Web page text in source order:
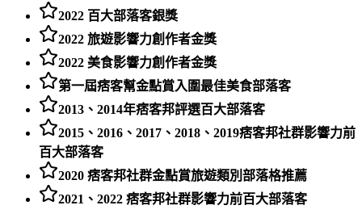
2022 百大部落客銀獎
2022 旅遊影響力創作者金獎
2022 美食影響力創作者金獎
第一屆痞客幫金點賞入圍最佳美食部落客
2013、2014年痞客邦評選百大部落客
2015、2016、2017、2018、2019痞客邦社群影響力前
百大部落客
2020 痞客邦社群金點賞旅遊類別部落格推薦
2021、2022 痞客邦社群影響力前百大部落客